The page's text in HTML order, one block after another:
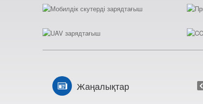
Жаңалықтар